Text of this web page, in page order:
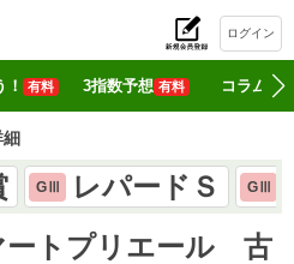
ログイン
有料 3指数予想 有料 コラム
細
GⅢ レパードＳ GⅢ
ートプリエール 古